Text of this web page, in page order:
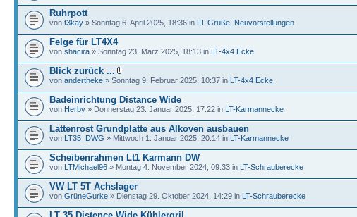
Ruhrpott
von t3kay » Sonntag 6. April 2025, 18:36 in LT-Grüße, Neuvorstellungen
Felge für LT4X4
von shacira » Sonntag 23. März 2025, 18:13 in LT-4x4 Ecke
Blick zurück ...
von andertheke » Sonntag 9. Februar 2025, 10:37 in LT-4x4 Ecke
Badeinrichtung Distance Wide
von Herby » Donnerstag 23. Januar 2025, 17:22 in LT-Karmannecke
Lattenrost Grundplatte aus Alkoven ausbauen
von LT35_DWG » Mittwoch 1. Januar 2025, 20:14 in LT-Karmannecke
Scheibenrahmen Lt1 Karmann DW
von LTMichael96 » Montag 4. November 2024, 09:33 in LT-Schrauberecke
VW LT 5T Achslager
von GrüneGurke » Dienstag 29. Oktober 2024, 14:29 in LT-Schrauberecke
LT 35 Distence Wide Kühlergril